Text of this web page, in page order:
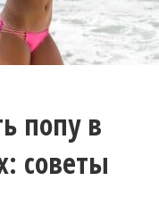
попу в
советы